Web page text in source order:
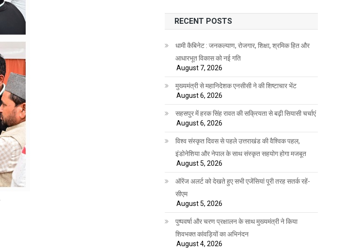
RECENT POSTS
धामी कैबिनेट : जनकल्याण, रोजगार, शिक्षा, श्रमिक हित और
आधारभूत विकास को नई गति
August 7, 2026
मुख्यमंत्री से महानिदेशक एनसीसी ने की शिष्टाचार भेंट
August 6, 2026
सहसपुर में हरक सिंह रावत की सक्रियता से बढ़ी सियासी चर्चाएं
August 6, 2026
विश्व संस्कृत दिवस से पहले उत्तराखंड की वैश्विक पहल,
इंडोनेशिया और नेपाल के साथ संस्कृत सहयोग होगा मजबूत
August 5, 2026
ऑरेंज अलर्ट को देखते हुए सभी एजेंसियां पूरी तरह सतर्क रहें-
सीएम
August 5, 2026
पुष्पवर्षा और चरण प्रक्षालन के साथ मुख्यमंत्री ने किया
शिवभक्त कांवड़ियों का अभिनंदन
August 4, 2026